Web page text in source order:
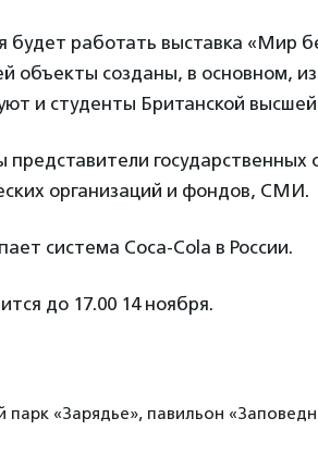
будет работать выставка «Мир
объекты созданы, в основном,
и студенты Британской
государственных
организаций и фондов, СМИ.
система Coca-Cola в России.
до 17.00 14 ноября.
«Зарядье», павильон